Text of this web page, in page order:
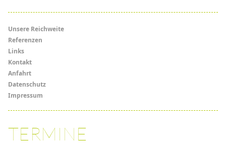
Menü
Links
Unsere Reichweite
Referenzen
Links
Kontakt
Anfahrt
Datenschutz
Impressum
TERMINE